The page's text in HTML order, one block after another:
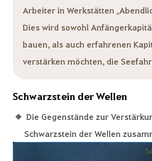
Arbeiter in Werkstätten
Dies wird sowohl
bauen, als auch erfahrenen
verstärken möchten, die
Schwarzstein der Wellen
Die Gegenstände zur
Schwarzstein der Wellen